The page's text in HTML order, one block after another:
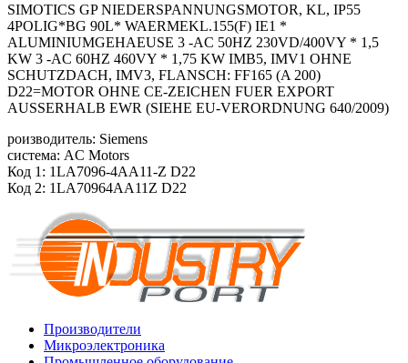
SIMOTICS GP NIEDERSPANNUNGSMOTOR, KL, IP55
4POLIG*BG 90L* WAERMEKL.155(F) IE1 *
ALUMINIUMGEHAEUSE 3 -AC 50HZ 230VD/400VY * 1,5
KW 3 -AC 60HZ 460VY * 1,75 KW IMB5, IMV1 OHNE
SCHUTZDACH, IMV3, FLANSCH: FF165 (A 200)
D22=MOTOR OHNE CE-ZEICHEN FUER EXPORT
AUSSERHALB EWR (SIEHE EU-VERORDNUNG 640/2009)
роизводитель: Siemens
система: AC Motors
Код 1: 1LA7096-4AA11-Z D22
Код 2: 1LA70964AA11Z D22
Производители
Микроэлектроника